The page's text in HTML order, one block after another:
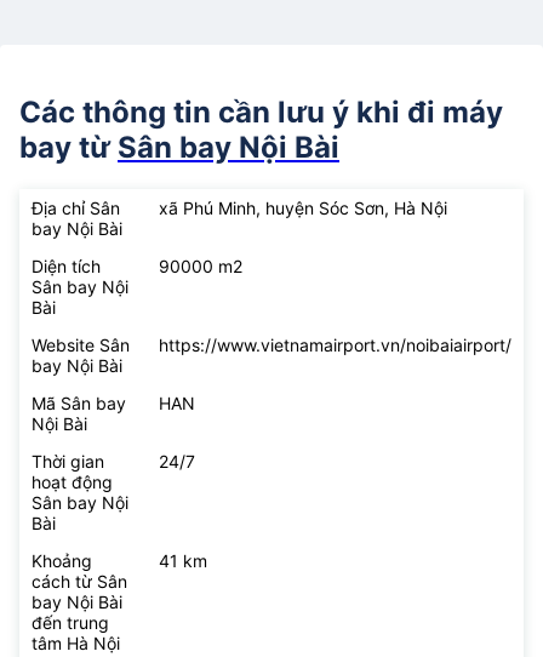
Các thông tin cần lưu ý khi đi máy
bay từ Sân bay Nội Bài
Địa chỉ Sân
bay Nội Bài
xã Phú Minh, huyện Sóc Sơn, Hà Nội
Diện tích
Sân bay Nội
Bài
90000 m2
Website Sân
bay Nội Bài
https://www.vietnamairport.vn/noibaiairport/
Mã Sân bay
Nội Bài
HAN
Thời gian
hoạt động
Sân bay Nội
Bài
24/7
Khoảng
cách từ Sân
bay Nội Bài
đến trung
tâm Hà Nội
41 km